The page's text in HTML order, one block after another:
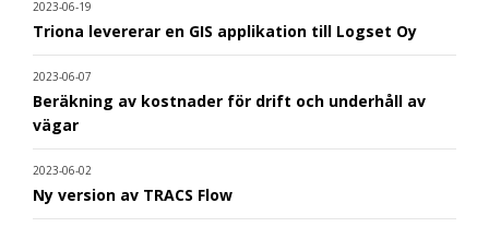
2023-06-19
Triona levererar en GIS applikation till Logset Oy
2023-06-07
Beräkning av kostnader för drift och underhåll av
vägar
2023-06-02
Ny version av TRACS Flow